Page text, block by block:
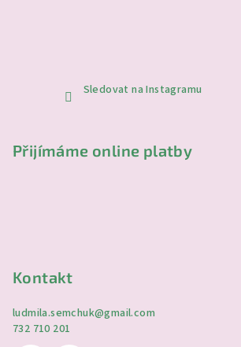
Sledovat na Instagramu
Přijímáme online platby
Kontakt
ludmila.semchuk@gmail.com
732 710 201